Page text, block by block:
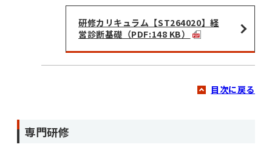
研修カリキュラム【ST264020】経
営診断基礎（PDF:148 KB）
目次に戻る
専門研修